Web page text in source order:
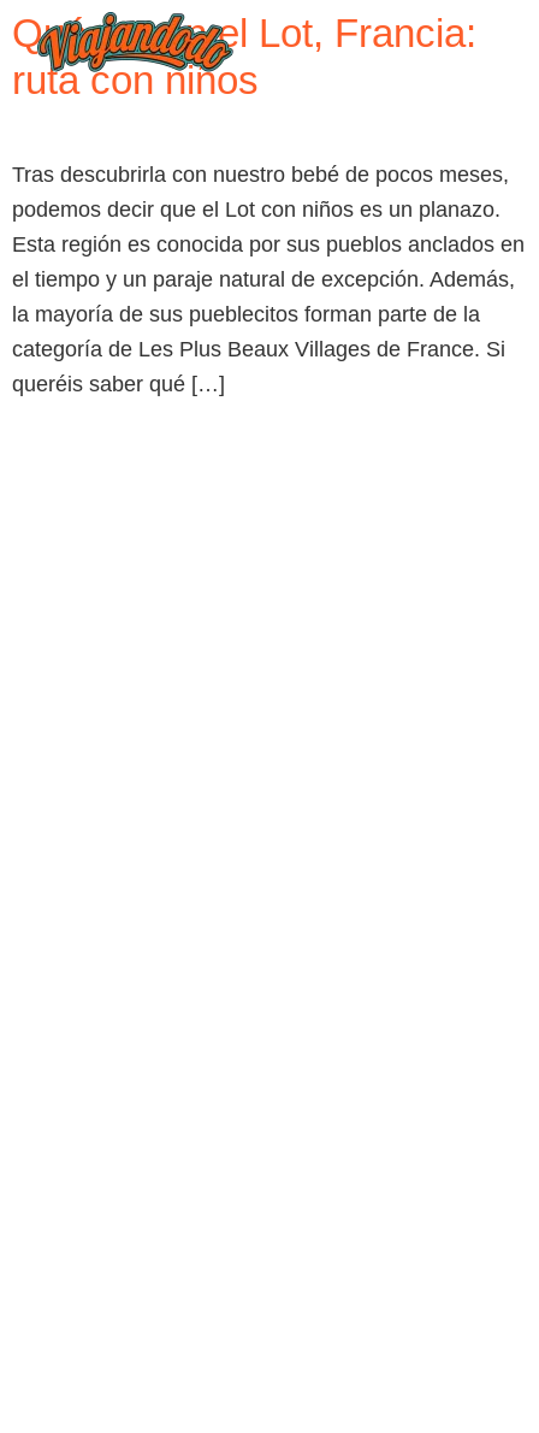
Qué ver en el Lot, Francia:
ruta con niños
Tras descubrirla con nuestro bebé de pocos meses,
podemos decir que el Lot con niños es un planazo.
Esta región es conocida por sus pueblos anclados en
el tiempo y un paraje natural de excepción. Además,
la mayoría de sus pueblecitos forman parte de la
categoría de Les Plus Beaux Villages de France. Si
queréis saber qué […]